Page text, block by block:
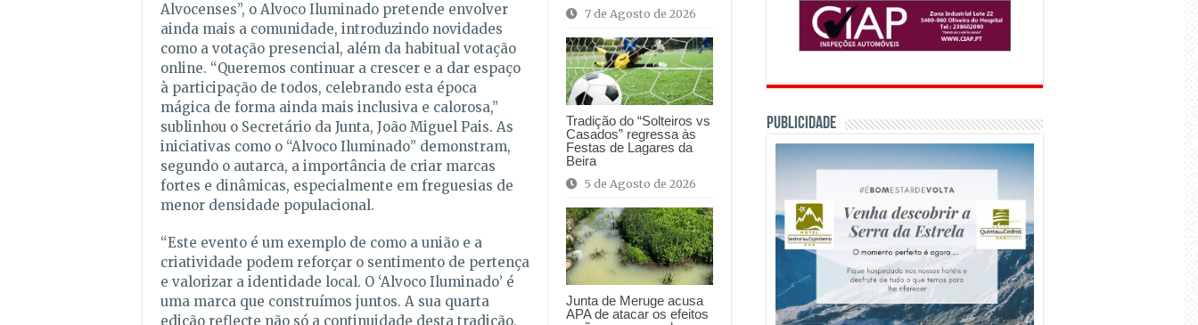
7 de Agosto de 2026
Tradição do “Solteiros vs
Casados” regressa às
Festas de Lagares da
Beira
5 de Agosto de 2026
Junta de Meruge acusa
APA de atacar os efeitos
Alvocenses”, o Alvoco Iluminado pretende envolver
ainda mais a comunidade, introduzindo novidades
como a votação presencial, além da habitual votação
online. “Queremos continuar a crescer e a dar espaço
à participação de todos, celebrando esta época
mágica de forma ainda mais inclusiva e calorosa,”
sublinhou o Secretário da Junta, João Miguel Pais. As
iniciativas como o “Alvoco Iluminado” demonstram,
segundo o autarca, a importância de criar marcas
fortes e dinâmicas, especialmente em freguesias de
menor densidade populacional.
“Este evento é um exemplo de como a união e a
criatividade podem reforçar o sentimento de pertença
e valorizar a identidade local. O ‘Alvoco Iluminado’ é
uma marca que construímos juntos. A sua quarta
edição reflecte não só a continuidade desta tradição,
PUBLICIDADE